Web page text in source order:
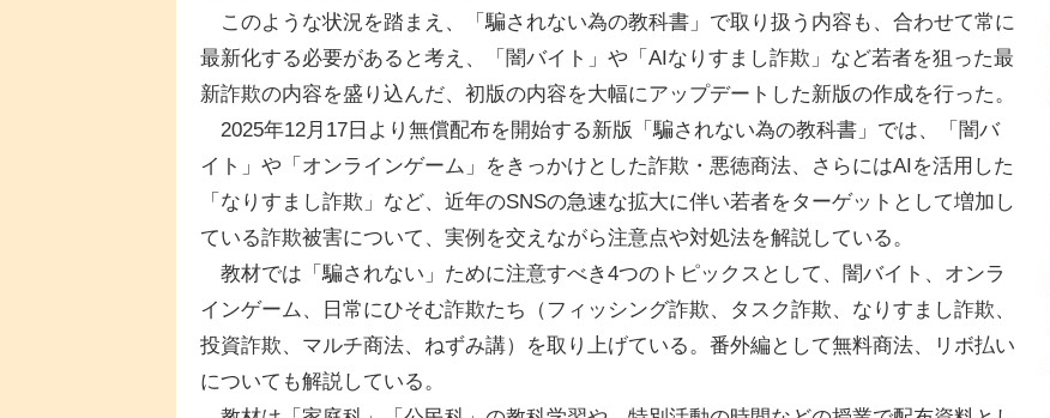
このような状況を踏まえ、「騙されない為の教科書」で取り扱う内容も、合わせて常に
最新化する必要があると考え、「闇バイト」や「AIなりすまし詐欺」など若者を狙った最
新詐欺の内容を盛り込んだ、初版の内容を大幅にアップデートした新版の作成を行った。
2025年12月17日より無償配布を開始する新版「騙されない為の教科書」では、「闇バ
イト」や「オンラインゲーム」をきっかけとした詐欺・悪徳商法、さらにはAIを活用した
「なりすまし詐欺」など、近年のSNSの急速な拡大に伴い若者をターゲットとして増加し
ている詐欺被害について、実例を交えながら注意点や対処法を解説している。
教材では「騙されない」ために注意すべき4つのトピックスとして、闇バイト、オンラ
インゲーム、日常にひそむ詐欺たち（フィッシング詐欺、タスク詐欺、なりすまし詐欺、
投資詐欺、マルチ商法、ねずみ講）を取り上げている。番外編として無料商法、リボ払い
についても解説している。